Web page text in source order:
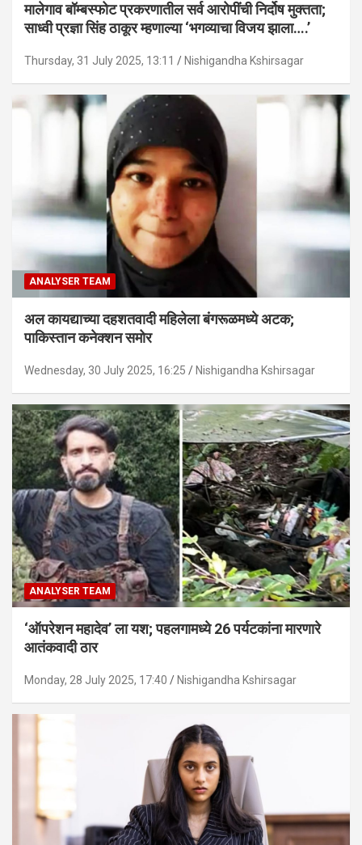
मालेगाव बॉम्बस्फोट प्रकरणातील सर्व आरोपींची निर्दोष मुक्तता;
साध्वी प्रज्ञा सिंह ठाकूर म्हणाल्या ‘भगव्याचा विजय झाला….’
Thursday, 31 July 2025, 13:11 Nishigandha Kshirsagar
ANALYSER TEAM
अल कायद्याच्या दहशतवादी महिलेला बंगरूळमध्ये अटक;
पाकिस्तान कनेक्शन समोर
Wednesday, 30 July 2025, 16:25 Nishigandha Kshirsagar
ANALYSER TEAM
‘ऑपरेशन महादेव’ ला यश; पहलगामध्ये 26 पर्यटकांना मारणारे
आतंकवादी ठार
Monday, 28 July 2025, 17:40 Nishigandha Kshirsagar